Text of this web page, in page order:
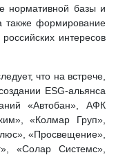
нормативной базы и
также формирование
интересов
что на встрече,
ESG-альянса
«Автобан», АФК
«Колмар Груп»,
«Просвещение»,
«Солар Системс»,